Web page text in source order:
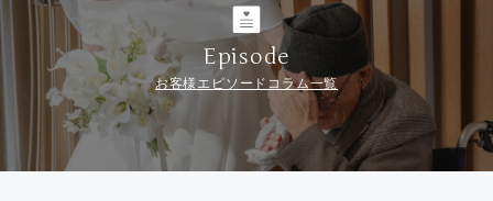
Episode
お客様エピソードコラム一覧